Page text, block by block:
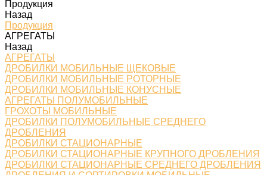
Продукция
Назад
Продукция
АГРЕГАТЫ
Назад
АГРЕГАТЫ
ДРОБИЛКИ МОБИЛЬНЫЕ ЩЕКОВЫЕ
ДРОБИЛКИ МОБИЛЬНЫЕ РОТОРНЫЕ
ДРОБИЛКИ МОБИЛЬНЫЕ КОНУСНЫЕ
АГРЕГАТЫ ПОЛУМОБИЛЬНЫЕ
ГРОХОТЫ МОБИЛЬНЫЕ
ДРОБИЛКИ ПОЛУМОБИЛЬНЫЕ СРЕДНЕГО
ДРОБЛЕНИЯ
ДРОБИЛКИ СТАЦИОНАРНЫЕ
ДРОБИЛКИ СТАЦИОНАРНЫЕ КРУПНОГО ДРОБЛЕНИЯ
ДРОБИЛКИ СТАЦИОНАРНЫЕ СРЕДНЕГО ДРОБЛЕНИЯ